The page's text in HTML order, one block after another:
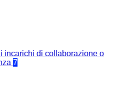
incarichi di collaborazione o
7